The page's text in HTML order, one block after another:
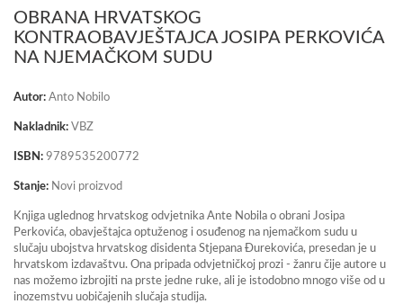
OBRANA HRVATSKOG
KONTRAOBAVJEŠTAJCA JOSIPA PERKOVIĆA
NA NJEMAČKOM SUDU
Autor: Anto Nobilo
Nakladnik: VBZ
ISBN: 9789535200772
Stanje: Novi proizvod
Knjiga uglednog hrvatskog odvjetnika Ante Nobila o obrani Josipa
Perkovića, obavještajca optuženog i osuđenog na njemačkom sudu u
slučaju ubojstva hrvatskog disidenta Stjepana Đurekovića, presedan je u
hrvatskom izdavaštvu. Ona pripada odvjetničkoj prozi - žanru čije autore u
nas možemo izbrojiti na prste jedne ruke, ali je istodobno mnogo više od u
inozemstvu uobičajenih slučaja studija.